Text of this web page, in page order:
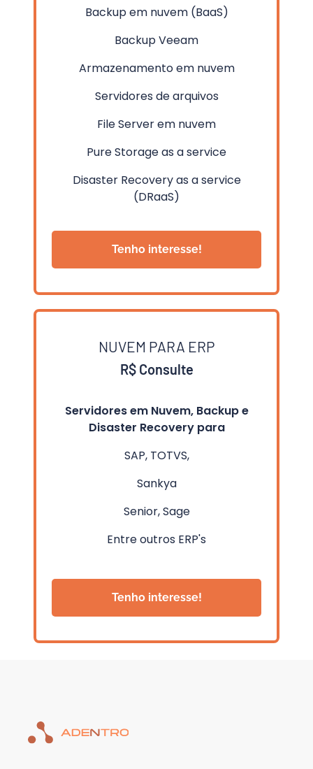
Backup em nuvem (BaaS)
Backup Veeam
Armazenamento em nuvem
Servidores de arquivos
File Server em nuvem
Pure Storage as a service
Disaster Recovery as a service
(DRaaS)
Tenho interesse!
NUVEM PARA ERP
R$ Consulte
Servidores em Nuvem, Backup e
Disaster Recovery para
SAP, TOTVS,
Sankya
Senior, Sage
Entre outros ERP's
Tenho interesse!